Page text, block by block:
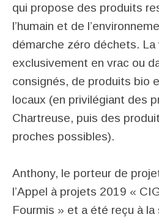
qui propose des produits
l’humain et de
démarche zéro déchets.
exclusivement en vrac ou
consignés, de produits bio
locaux (en privilégiant des
Chartreuse, puis des
proches possibles).
Anthony, le porteur de
l’Appel à projets 2019 «
Fourmis » et a été reçu à